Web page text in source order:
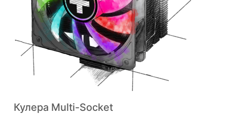
Кулера Multi-Socket